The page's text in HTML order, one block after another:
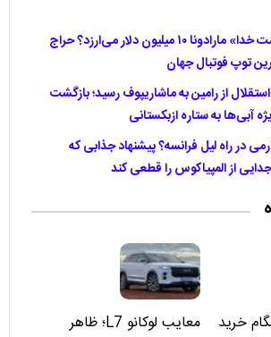
توپ «دست خدا» مارادونا ۱۰ میلیون دلار می‌ارزد؟ حراج
توپ فوتبال جهان
شماره ۱۰ استقلال از رامین به ماشاریپوف رسید؛ بازگشت
آبی‌ها به ستاره ازبکستانی
در راه لیل فرانسه؟ پیشنهاد جذابی که
از المپیاکوس را قطعی کند
خرید
معایب لوکانو L7؛ ظاهر